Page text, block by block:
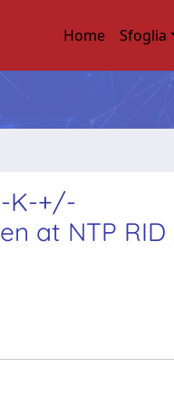
Home Sfoglia
K-+/-
at NTP RID